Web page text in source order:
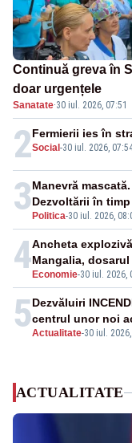
Continuă greva în
doar urgențele
Sanatate·30 iul. 2026, 07:51
2Social -30 iul. 2026,
Fermierii ies în
3 Politica-30 iul. 2026,
Manevră
Dezvoltării în
4 Economie-30 iul. 2026,
Ancheta
Mangalia,
5Actualitate-30 iul. 2026,
Dezvăluiri
centrul unor noi
ACTUALITATE